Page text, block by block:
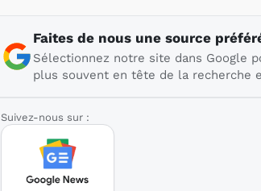
Faites de nous une source
Sélectionnez notre site dans Google
plus souvent en tête de la recherche
Suivez-nous sur :